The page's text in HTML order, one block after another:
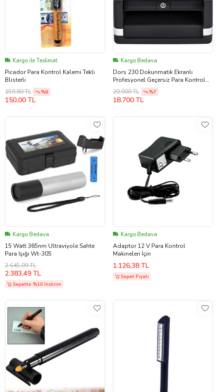
Kargo ile Teslimat
Picador Para Kontrol Kalemi Tekli
Blisterli
159,80 TL
%6
150,00 TL
Kargo Bedava
Dors 230 Dokunmatik Ekranlı
Profesyonel Geçersiz Para Kontrol
Dedektörü (Siyah-Siyah)
20.000 TL %7
18.700 TL
Kargo Bedava
15 Watt 365nm Ultraviyole Sahte
Para Işığı Wt-305
2.645,09 TL
2.383,49 TL
Sepette %10 İndirim
Kargo Bedava
Adaptor 12 V Para Kontrol
Makineleri İçin
1.126,38 TL
Sepet Fiyatı